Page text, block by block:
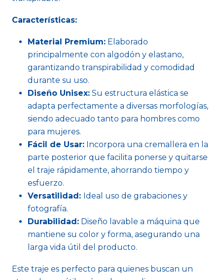
Características:
Material Premium: Elaborado
principalmente con algodón y elastano,
garantizando transpirabilidad y comodidad
durante su uso.
Diseño Unisex: Su estructura elástica se
adapta perfectamente a diversas morfologías,
siendo adecuado tanto para hombres como
para mujeres.
Fácil de Usar: Incorpora una cremallera en la
parte posterior que facilita ponerse y quitarse
el traje rápidamente, ahorrando tiempo y
esfuerzo.
Versatilidad: Ideal uso de grabaciones y
fotografía.
Durabilidad: Diseño lavable a máquina que
mantiene su color y forma, asegurando una
larga vida útil del producto.
Este traje es perfecto para quienes buscan un